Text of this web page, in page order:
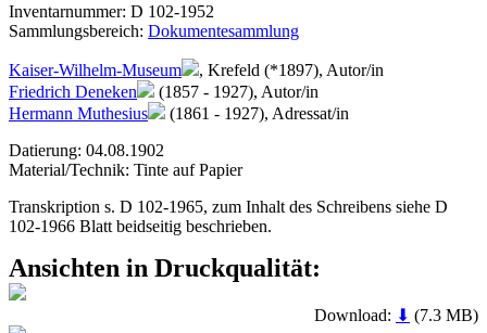
Inventarnummer: D 102-1952
Sammlungsbereich: Dokumentesammlung
Kaiser-Wilhelm-Museum
, Krefeld (*1897), Autor/in
Friedrich Deneken
(1857 - 1927), Autor/in
Hermann Muthesius
(1861 - 1927), Adressat/in
Datierung: 04.08.1902
Material/Technik: Tinte auf Papier
Transkription s. D 102-1965, zum Inhalt des Schreibens siehe D
102-1966 Blatt beidseitig beschrieben.
Ansichten in Druckqualität:
Download: ⬇ (7.3 MB)